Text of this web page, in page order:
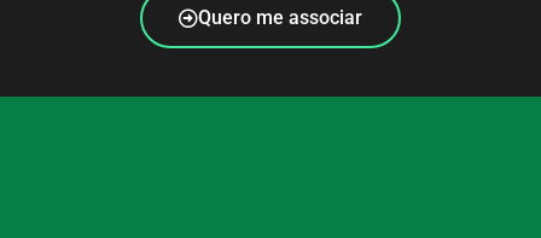
Quero me associar